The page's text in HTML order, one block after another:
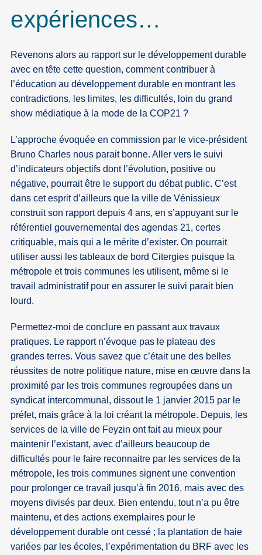
expériences…
Revenons alors au rapport sur le développement durable
avec en tête cette question, comment contribuer à
l’éducation au développement durable en montrant les
contradictions, les limites, les difficultés, loin du grand
show médiatique à la mode de la COP21 ?
L’approche évoquée en commission par le vice-président
Bruno Charles nous parait bonne. Aller vers le suivi
d’indicateurs objectifs dont l’évolution, positive ou
négative, pourrait être le support du débat public. C’est
dans cet esprit d’ailleurs que la ville de Vénissieux
construit son rapport depuis 4 ans, en s’appuyant sur le
référentiel gouvernemental des agendas 21, certes
critiquable, mais qui a le mérite d’exister. On pourrait
utiliser aussi les tableaux de bord Citergies puisque la
métropole et trois communes les utilisent, même si le
travail administratif pour en assurer le suivi parait bien
lourd.
Permettez-moi de conclure en passant aux travaux
pratiques. Le rapport n’évoque pas le plateau des
grandes terres. Vous savez que c’était une des belles
réussites de notre politique nature, mise en œuvre dans la
proximité par les trois communes regroupées dans un
syndicat intercommunal, dissout le 1 janvier 2015 par le
préfet, mais grâce à la loi créant la métropole. Depuis, les
services de la ville de Feyzin ont fait au mieux pour
maintenir l’existant, avec d’ailleurs beaucoup de
difficultés pour le faire reconnaitre par les services de la
métropole, les trois communes signent une convention
pour prolonger ce travail jusqu’à fin 2016, mais avec des
moyens divisés par deux. Bien entendu, tout n’a pu être
maintenu, et des actions exemplaires pour le
développement durable ont cessé ; la plantation de haie
variées par les écoles, l’expérimentation du BRF avec les